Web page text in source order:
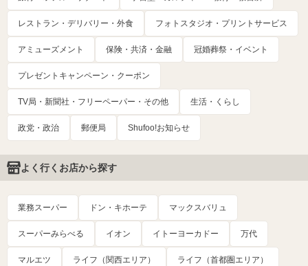
レストラン・デリバリー・外食 フォトスタジオ・プリントサービス
アミューズメント 保険・共済・金融 冠婚葬祭・イベント
プレゼントキャンペーン・クーポン
TV局・新聞社・フリーペーパー・その他 生活・くらし
政党・政治 郵便局 Shufoo!お知らせ
よく行くお店から探す
業務スーパー ドン・キホーテ マックスバリュ
スーパーみらべる イオン イトーヨーカドー 万代
マルエツ ライフ（関西エリア） ライフ（首都圏エリア）